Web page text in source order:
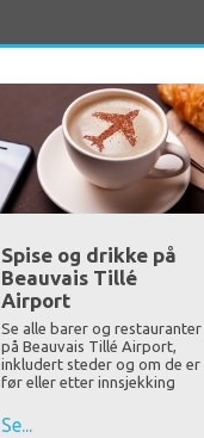
Spise og drikke på
Beauvais Tillé
Airport
Se alle barer og restauranter
på Beauvais Tillé Airport,
inkludert steder og om de er
før eller etter innsjekking
Se...